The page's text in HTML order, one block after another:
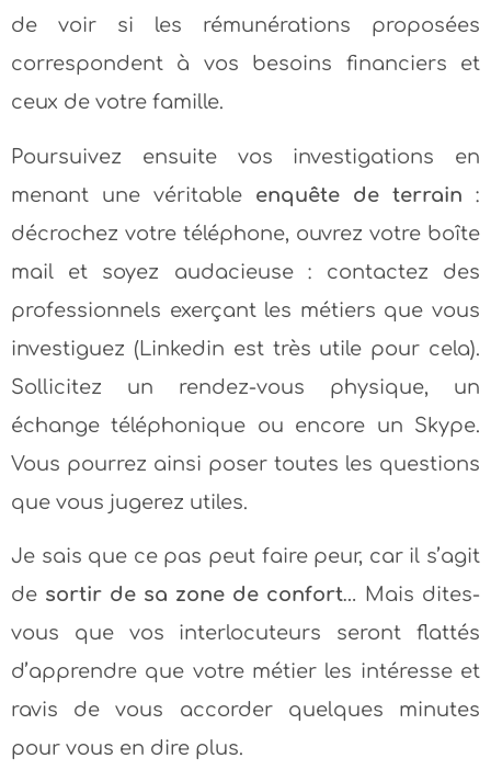
de voir si les rémunérations proposées
correspondent à vos besoins financiers et
ceux de votre famille.
Poursuivez ensuite vos investigations en
menant une véritable enquête de terrain :
décrochez votre téléphone, ouvrez votre boîte
mail et soyez audacieuse : contactez des
professionnels exerçant les métiers que vous
investiguez (Linkedin est très utile pour cela).
Sollicitez un rendez-vous physique, un
échange téléphonique ou encore un Skype.
Vous pourrez ainsi poser toutes les questions
que vous jugerez utiles.
Je sais que ce pas peut faire peur, car il s’agit
de sortir de sa zone de confort… Mais dites-
vous que vos interlocuteurs seront flattés
d’apprendre que votre métier les intéresse et
ravis de vous accorder quelques minutes
pour vous en dire plus.